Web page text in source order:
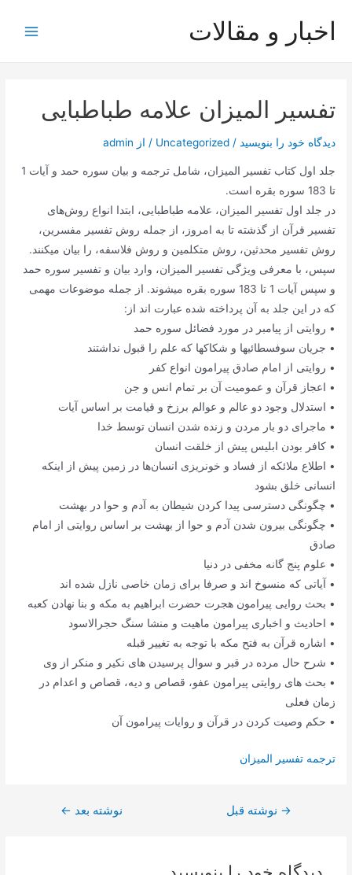
اخبار و مقالات
تفسیر المیزان علامه طباطبایی
دیدگاه‌ خود را بنویسید /
Uncategorized / از admin
جلد اول کتاب تفسیر المیزان، شامل ترجمه و بیان سوره حمد و آیات 1
تا 183 سوره بقره است.
در جلد اول تفسیر المیزان، علامه طباطبایی، ابتدا انواع روش‌های
تفسیر قرآن از گذشته تا به امروز، از جمله روش تفسیر مفسرین،
روش تفسیر محدثین، روش متکلمین و روش فلاسفه، را بیان میکنند.
سپس، با معرفی ویژگی تفسیر المیزان، وارد بیان و تفسیر سوره حمد
و سپس آیات 1 تا 183 سوره بقره میشوند. از جمله موضوعات مهمی
که در این جلد به آن پرداخته شده عبارت اند از:
• روایتی از پیامبر در مورد فضائل سوره حمد
• جریان سوفسطائیها و شکاکها که علم را قبول نداشتند
• روایتی از امام صادق پیرامون انواع کفر
• اعجاز قرآن و عمومیت آن بر تمام انس و جن
• استدلال وجود دو عالم و عوالم برزخ و قیامت بر اساس آیات
• ماجرای دو بار مردن و زنده شدن انسان توسط خدا
• کافر بودن ابلیس پیش از خلقت انسان
• اطلاع ملائکه از فساد و خونریزی انسان‌ها در زمین پیش از اینکه
انسانی خلق بشود
• چگونگی دسترسی پیدا کردن شیطان به آدم و حوا در بهشت
• چگونگی بیرون شدن آدم و حوا از بهشت بر اساس روایتی از امام
صادق
• علوم پنج گانه مخفی در دنیا
• آیاتی که منسوخ اند و صرفا برای زمان خاصی نازل شده اند
• بحث روایی پیرامون هجرت حضرت ابراهیم به مکه و بنا نهادن کعبه
• احادیث و اخباری پیرامون ماهیت و منشا سنگ حجرالاسود
• اشاره قرآن به فتح مکه با توجه به تغییر قبله
• شرح حال مرده در قبر و سوال پرسیدن های نکیر و منکر از وی
• بحث های روایتی پیرامون عفو، قصاص و دیه، قصاص و اعدام در
زمان فعلی
• حکم وصیت کردن در قرآن و روایات پیرامون آن
ترجمه تفسیر المیزان
راهبری
→ نوشته قبل نوشته بعد ←